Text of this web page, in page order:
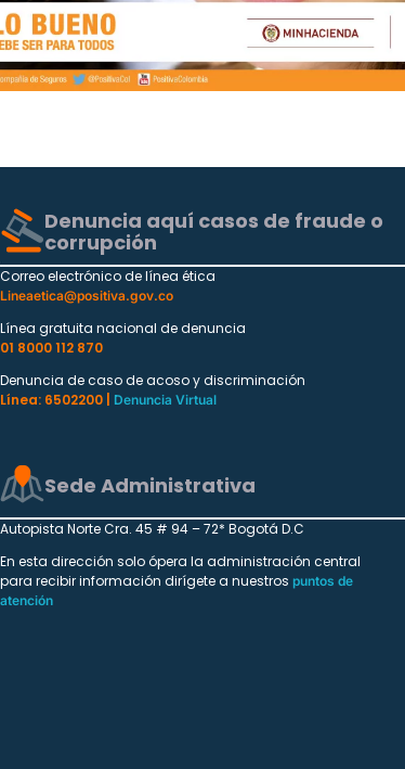
Denuncia aquí casos de fraude o
corrupción
Correo electrónico de línea ética
Lineaetica@positiva.gov.co
Línea gratuita nacional de denuncia
01 8000 112 870
Denuncia de caso de acoso y discriminación
Línea: 6502200 |
Denuncia Virtual
Sede Administrativa
Autopista Norte Cra. 45 # 94 – 72* Bogotá D.C
En esta dirección solo ópera la administración central
para recibir información dirígete a nuestros puntos de
atención